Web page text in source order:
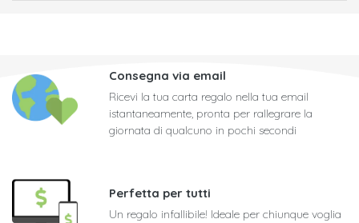
Consegna via email
Ricevi la tua carta regalo nella tua email
istantaneamente, pronta per rallegrare la
giornata di qualcuno in pochi secondi
Perfetta per tutti
Un regalo infallibile! Ideale per chiunque voglia